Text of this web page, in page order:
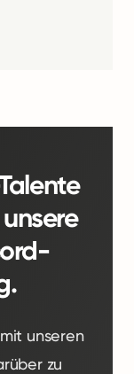
unseren
zu